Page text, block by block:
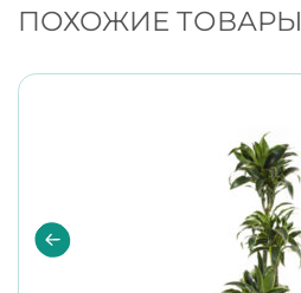
ПОХОЖИЕ ТОВАРЫ